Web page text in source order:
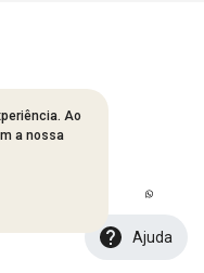
Ajuda
Ao
a nossa